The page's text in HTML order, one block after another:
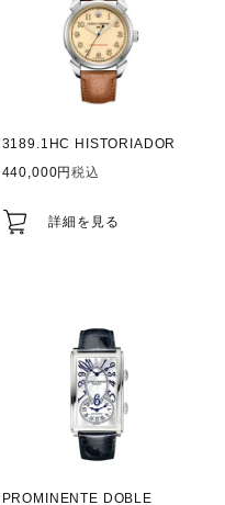
3189.1HC HISTORIADOR
440,000
税込
詳細を見る
PROMINENTE DOBLE